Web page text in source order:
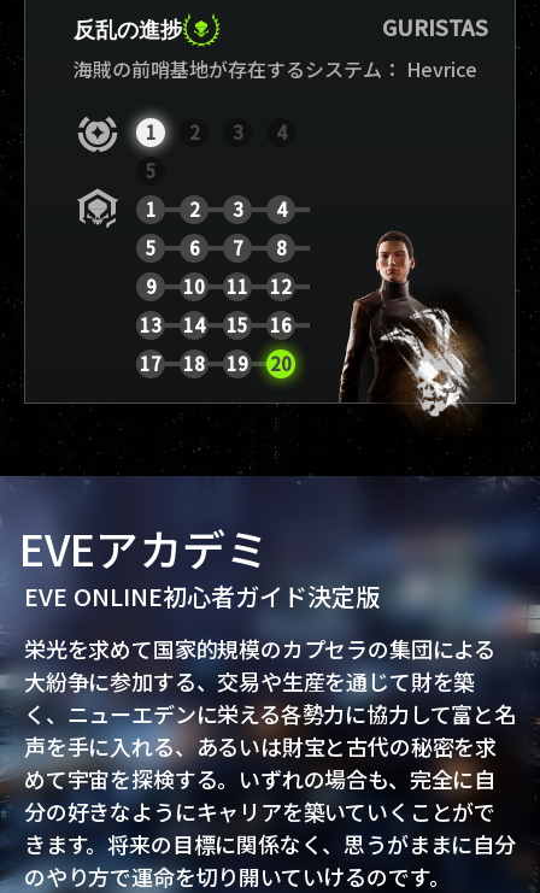
反乱の進捗
海賊の前哨基地が存在するシステム： Hevrice
1 2 3
4
5
1
2 3
4
5
6 7
8
9
10 11
12
13
14 15
16
17
18 19 20
レポートを表示
GURISTAS
EVEアカデミ
EVE ONLINE初心者ガイド決定版
栄光を求めて国家的規模のカプセラの集団による
大紛争に参加する、交易や生産を通じて財を築
く、ニューエデンに栄える各勢力に協力して富と名
声を手に入れる、あるいは財宝と古代の秘密を求
めて宇宙を探検する。いずれの場合も、完全に自
分の好きなようにキャリアを築いていくことがで
きます。将来の目標に関係なく、思うがままに自分
のやり方で運命を切り開いていけるのです。